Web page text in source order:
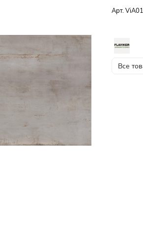
Арт.
Все